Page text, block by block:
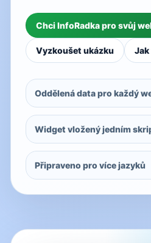
Chci InfoRadka pro svůj
Vyzkoušet ukázku
Oddělená data pro každý
Widget vložený jedním
Připraveno pro více jazyků